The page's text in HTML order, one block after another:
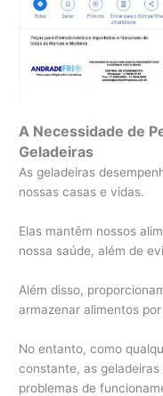
A Necessidade de
Geladeiras
As geladeiras
nossas casas e vidas.
Elas mantêm nossos
nossa saúde, além de
Além disso,
armazenar alimentos
No entanto, como
constante, as
problemas de